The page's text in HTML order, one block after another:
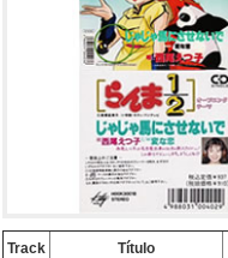
Track Título